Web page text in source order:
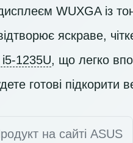
WUXGAіз
яскраве,
1235U, що легко
готові підкорити
на сайті ASUS